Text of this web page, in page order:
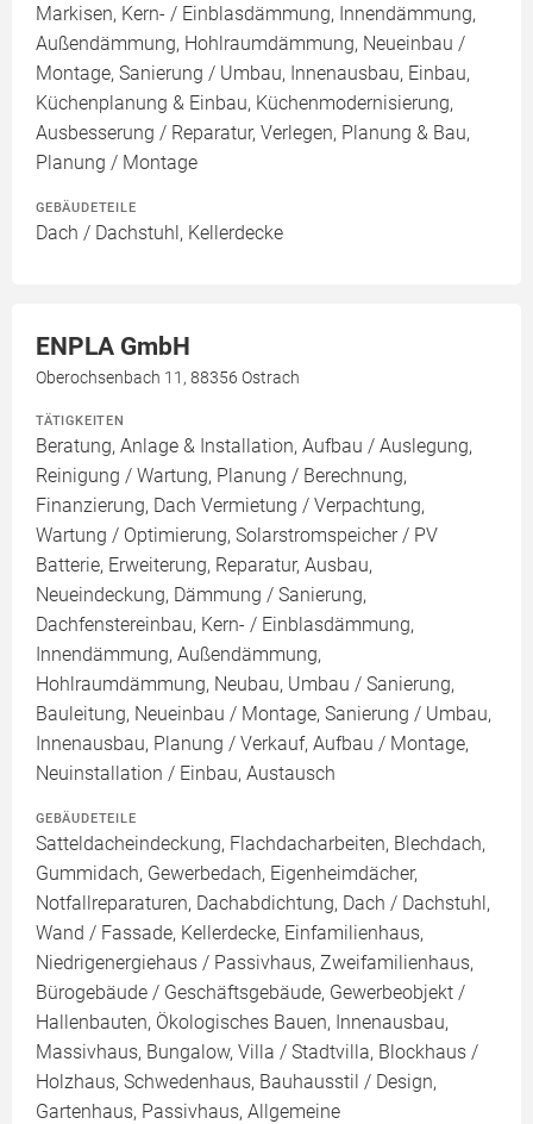
Markisen, Kern- / Einblasdämmung, Innendämmung,
Außendämmung, Hohlraumdämmung, Neueinbau /
Montage, Sanierung / Umbau, Innenausbau, Einbau,
Küchenplanung & Einbau, Küchenmodernisierung,
Ausbesserung / Reparatur, Verlegen, Planung & Bau,
Planung / Montage
GEBÄUDETEILE
Dach / Dachstuhl, Kellerdecke
ENPLA GmbH
Oberochsenbach 11, 88356 Ostrach
TÄTIGKEITEN
Beratung, Anlage & Installation, Aufbau / Auslegung,
Reinigung / Wartung, Planung / Berechnung,
Finanzierung, Dach Vermietung / Verpachtung,
Wartung / Optimierung, Solarstromspeicher / PV
Batterie, Erweiterung, Reparatur, Ausbau,
Neueindeckung, Dämmung / Sanierung,
Dachfenstereinbau, Kern- / Einblasdämmung,
Innendämmung, Außendämmung,
Hohlraumdämmung, Neubau, Umbau / Sanierung,
Bauleitung, Neueinbau / Montage, Sanierung / Umbau,
Innenausbau, Planung / Verkauf, Aufbau / Montage,
Neuinstallation / Einbau, Austausch
GEBÄUDETEILE
Satteldacheindeckung, Flachdacharbeiten, Blechdach,
Gummidach, Gewerbedach, Eigenheimdächer,
Notfallreparaturen, Dachabdichtung, Dach / Dachstuhl,
Wand / Fassade, Kellerdecke, Einfamilienhaus,
Niedrigenergiehaus / Passivhaus, Zweifamilienhaus,
Bürogebäude / Geschäftsgebäude, Gewerbeobjekt /
Hallenbauten, Ökologisches Bauen, Innenausbau,
Massivhaus, Bungalow, Villa / Stadtvilla, Blockhaus /
Holzhaus, Schwedenhaus, Bauhausstil / Design,
Gartenhaus, Passivhaus, Allgemeine